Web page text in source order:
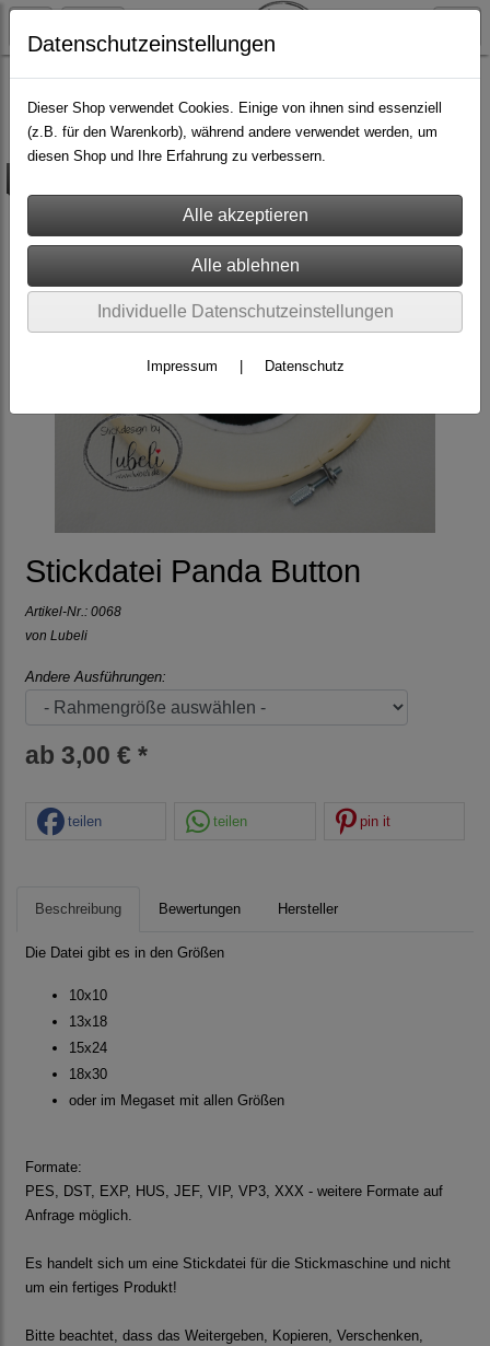
Do it yourself Stickdateien Doodle
Stickdatei Panda Button
Artikel-Nr.: 0068
von Lubeli
Andere Ausführungen:
ab 3,00 € *
teilen teilen pin it
Beschreibung Bewertungen Hersteller
Die Datei gibt es in den Größen
10x10
13x18
15x24
18x30
oder im Megaset mit allen Größen
Formate:
PES, DST, EXP, HUS, JEF, VIP, VP3, XXX - weitere Formate auf
Anfrage möglich.
Es handelt sich um eine Stickdatei für die Stickmaschine und nicht
um ein fertiges Produkt!
Bitte beachtet, dass das Weitergeben, Kopieren, Verschenken,
Datenschutzeinstellungen
Dieser Shop verwendet Cookies. Einige von ihnen sind essenziell
(z.B. für den Warenkorb), während andere verwendet werden, um
diesen Shop und Ihre Erfahrung zu verbessern.
Individuelle Datenschutzeinstellungen
Impressum Datenschutz